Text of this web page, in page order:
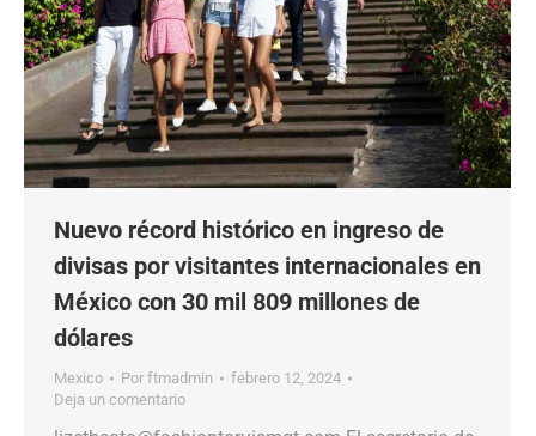
Nuevo récord histórico en ingreso de
divisas por visitantes internacionales en
México con 30 mil 809 millones de
dólares
Mexico Por ftmadmin
febrero 12, 2024
Deja un comentario